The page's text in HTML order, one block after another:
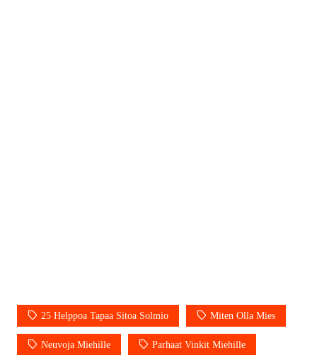
25 Helppoa Tapaa Sitoa Solmio Miten Olla Mies
Neuvoja Miehille Parhaat Vinkit Miehille